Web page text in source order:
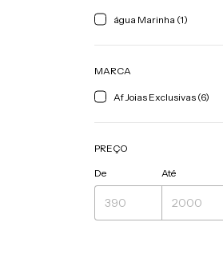
água Marinha (1)
MARCA
Af Joias Exclusivas (6)
PREÇO
De Até